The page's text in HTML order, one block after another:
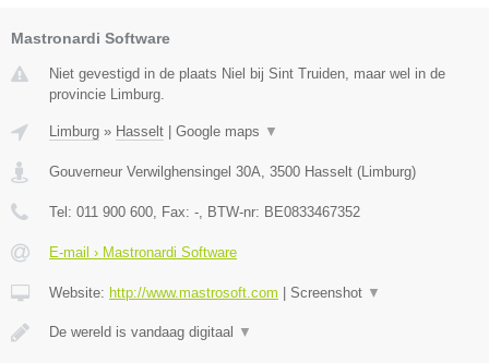
Mastronardi Software
Niet gevestigd in de plaats Niel bij Sint Truiden, maar wel in de
provincie Limburg.
Limburg » Hasselt Google maps ▼
Gouverneur Verwilghensingel 30A, 3500 Hasselt (Limburg)
Tel: 011 900 600, Fax: -, BTW-nr: BE0833467352
E-mail › Mastronardi Software
Website: http://www.mastrosoft.com Screenshot ▼
De wereld is vandaag digitaal ▼